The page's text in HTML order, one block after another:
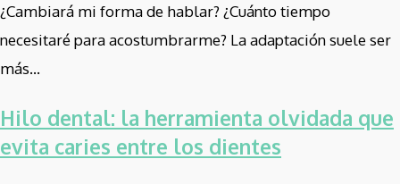
¿Cambiará mi forma de hablar? ¿Cuánto tiempo
necesitaré para acostumbrarme? La adaptación suele ser
más...
Hilo dental: la herramienta olvidada que
evita caries entre los dientes